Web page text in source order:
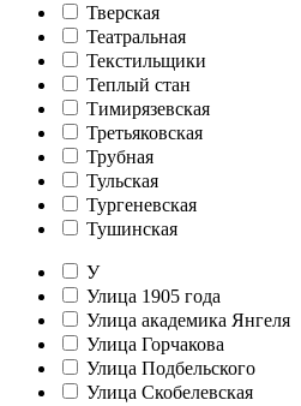
Тверская
Театральная
Текстильщики
Теплый стан
Тимирязевская
Третьяковская
Трубная
Тульская
Тургеневская
Тушинская
У
Улица 1905 года
Улица академика Янгеля
Улица Горчакова
Улица Подбельского
Улица Скобелевская